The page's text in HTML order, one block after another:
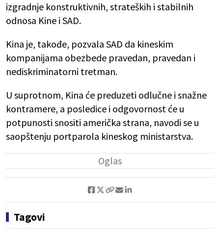
izgradnje konstruktivnih, strateških i stabilnih
odnosa Kine i SAD.
Kina je, takođe, pozvala SAD da kineskim
kompanijama obezbede pravedan, pravedan i
nediskriminatorni tretman.
U suprotnom, Kina će preduzeti odlučne i snažne
kontramere, a posledice i odgovornost će u
potpunosti snositi američka strana, navodi se u
saopštenju portparola kineskog ministarstva.
Tagovi